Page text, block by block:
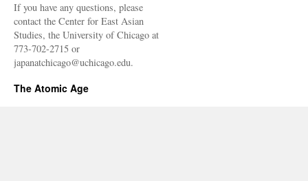
If you have any questions, please
contact the Center for East Asian
Studies, the University of Chicago at
773-702-2715 or
japanatchicago@uchicago.edu.
The Atomic Age